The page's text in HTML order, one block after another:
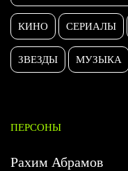
КИНО СЕРИАЛЫ
ЗВЕЗДЫ МУЗЫКА
ПЕРСОНЫ
Рахим Абрамов